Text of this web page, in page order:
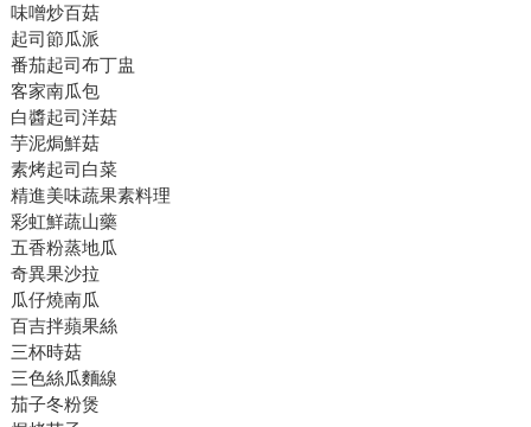
味噌炒百菇
起司節瓜派
番茄起司布丁盅
客家南瓜包
白醬起司洋菇
芋泥焗鮮菇
素烤起司白菜
精進美味蔬果素料理
彩虹鮮蔬山藥
五香粉蒸地瓜
奇異果沙拉
瓜仔燒南瓜
百吉拌蘋果絲
三杯時菇
三色絲瓜麵線
茄子冬粉煲